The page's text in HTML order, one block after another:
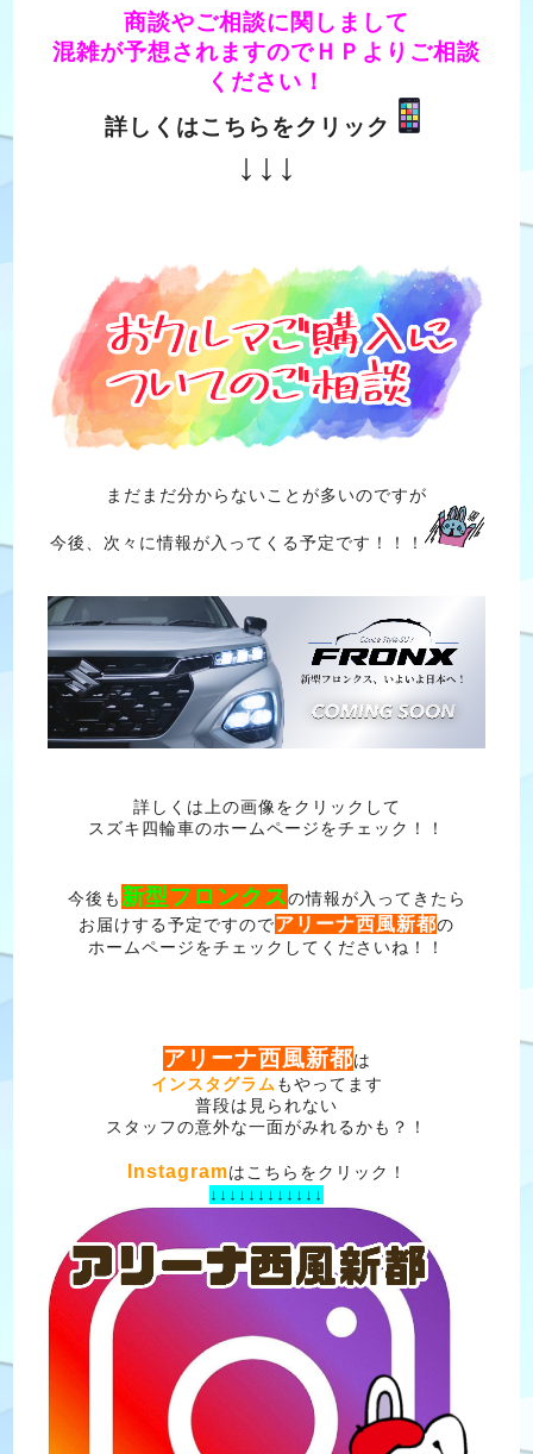
商談やご相談に関しまして
混雑が予想されますのでＨＰよりご相談
ください！
詳しくはこちらをクリック
↓↓↓
まだまだ分からないことが多いのですが
今後、次々に情報が入ってくる予定です！！！
詳しくは上の画像をクリックして
スズキ四輪車のホームページをチェック！！
今後も 新型フロンクスの情報が入ってきたら
お届けする予定ですのでアリーナ西風新都の
ホームページをチェックしてくださいね！！
アリーナ西風新都は
インスタグラム もやってます
普段は見られない
スタッフの意外な一面がみれるかも？！
Instagramはこちらをクリック！
↓↓↓↓↓↓↓↓↓↓↓↓